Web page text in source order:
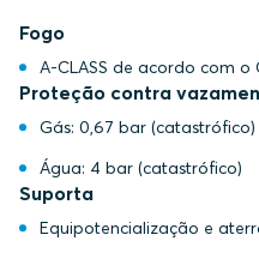
Fogo
A-CLASS de acordo com o
Proteção contra
Gás: 0,67 bar (catastrófico)
Água: 4 bar (catastrófico)
Suporta
Equipotencialização e